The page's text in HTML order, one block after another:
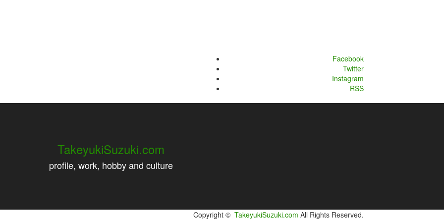
Facebook
Twitter
Instagram
RSS
TakeyukiSuzuki.com
profile, work, hobby and culture
Copyright © TakeyukiSuzuki.com All Rights Reserved.